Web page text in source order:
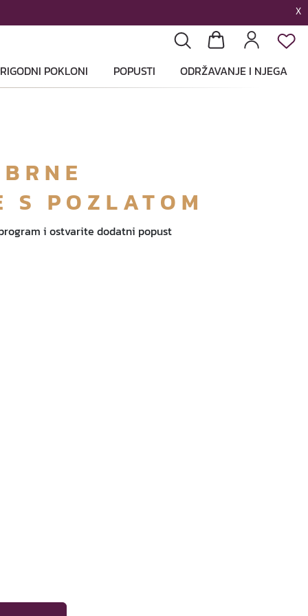
X
POKLONI POPUSTI ODRŽAVANJE I NJEGA
S POZLATOM
i ostvarite dodatni popust